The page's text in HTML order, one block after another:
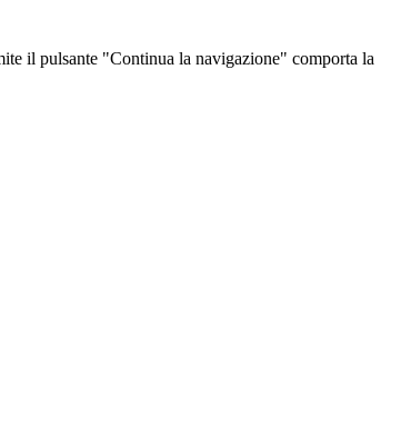
il pulsante "Continua la navigazione" comporta la